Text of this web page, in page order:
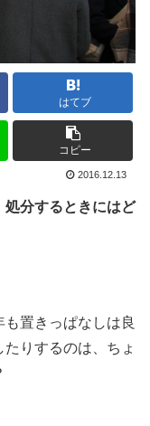
はてブ
コピー
2016.12.13
処分するときにはど
置きっぱなしは良
りするのは、ちょ